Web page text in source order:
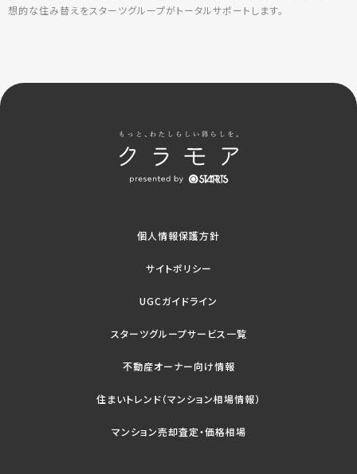
想的な住み替えをスターツグループがトータルサポートします。
個人情報保護方針
サイトポリシー
UGCガイドライン
スターツグループサービス一覧
不動産オーナー向け情報
住まいトレンド（マンション相場情報）
マンション売却査定・価格相場